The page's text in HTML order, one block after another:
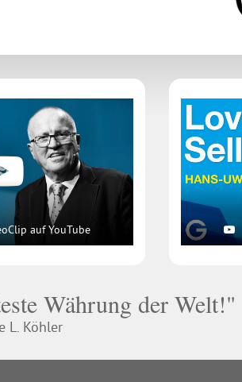
auf YouTube
Währung der Welt!"
L. Köhler